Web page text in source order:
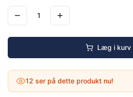
1
Læg i kurv
12 ser på dette produkt nu!